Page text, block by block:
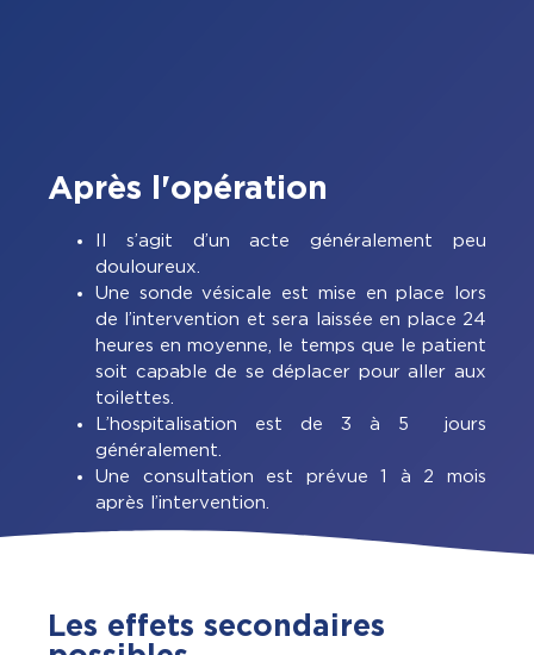
Après l'opération
Il s’agit d’un acte généralement peu
douloureux.
Une sonde vésicale est mise en place lors
de l’intervention et sera laissée en place 24
heures en moyenne, le temps que le patient
soit capable de se déplacer pour aller aux
toilettes.
L’hospitalisation est de 3 à 5 jours
généralement.
Une consultation est prévue 1 à 2 mois
après l’intervention.
Les effets secondaires